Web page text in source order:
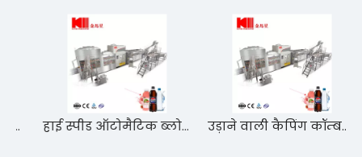
हाई स्पीड ऑटोमैटिक ब्लोइंग फिलिंग कैपिंग पैकेजिंग मशीन उड़ाने वाली कैपिंग कॉम्बलॉक जूस फिलिंग मशीन